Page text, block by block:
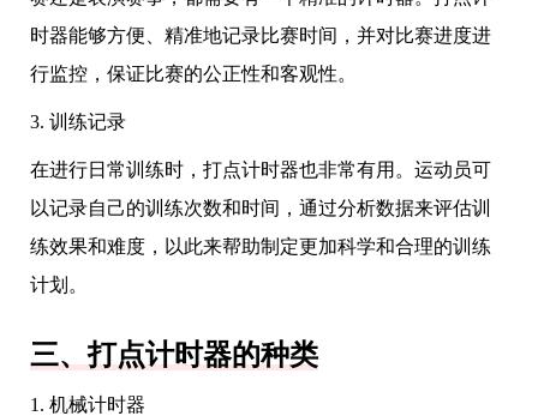
时器能够方便、精准地记录比赛时间，并对比赛进度进
行监控，保证比赛的公正性和客观性。
3. 训练记录
在进行日常训练时，打点计时器也非常有用。运动员可
以记录自己的训练次数和时间，通过分析数据来评估训
练效果和难度，以此来帮助制定更加科学和合理的训练
计划。
三、打点计时器的种类
1. 机械计时器